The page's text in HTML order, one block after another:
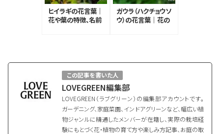
ヒイラギの花言葉｜
花や葉の特徴、名前
ガウラ（ハクチョウソ
ウ）の花言葉｜花の
この記事を書いた人
LOVEGREEN編集部
LOVEGREEN（ラブグリーン）の編集部アカウントです。
ガーデニング、家庭菜園、インドアグリーンなど、幅広い植
物ジャンルに精通したメンバーが在籍し、実際の栽培経
験にもとづく花・植物の育て方や楽しみ方記事、お庭の取